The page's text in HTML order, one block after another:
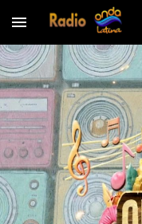
Skip to main content